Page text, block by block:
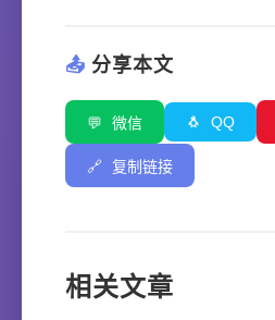
📤 分享本文
💬 微信 🐧 QQ
🔗 复制链接
相关文章